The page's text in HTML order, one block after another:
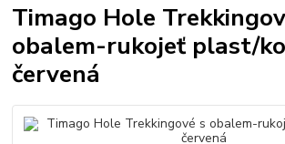
Timago Hole
obalem-rukojeť plast/
červená